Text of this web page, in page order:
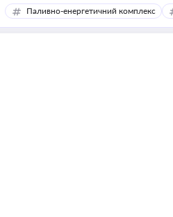
Паливно-енергетичний комплекс